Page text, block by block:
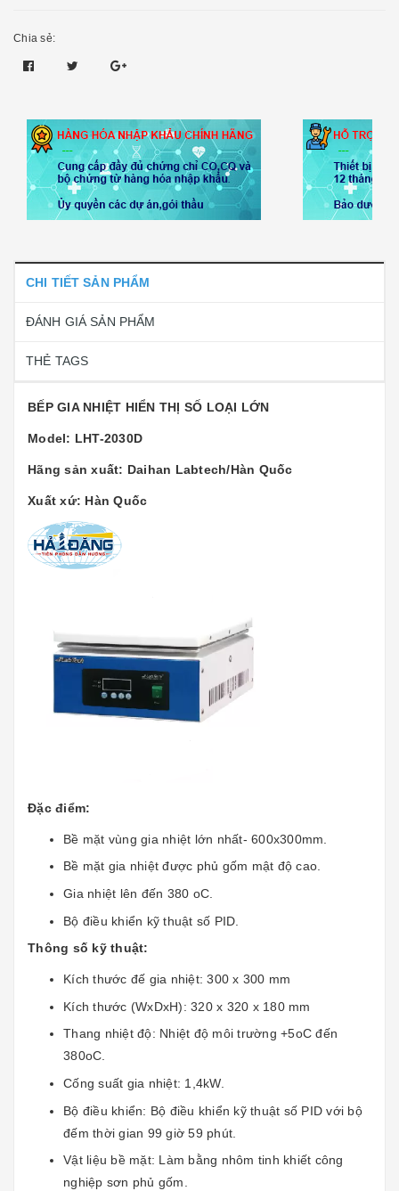
Chia sẻ:
CHI TIẾT SẢN PHẨM
ĐÁNH GIÁ SẢN PHẨM
THẺ TAGS
BẾP GIA NHIỆT HIỂN THỊ SỐ LOẠI LỚN
Model: LHT-2030D
Hãng sản xuất: Daihan Labtech/Hàn Quốc
Xuất xứ: Hàn Quốc
Đặc điểm:
Bề mặt vùng gia nhiệt lớn nhất- 600x300mm.
Bề mặt gia nhiệt được phủ gốm mật độ cao.
Gia nhiệt lên đến 380 oC.
Bộ điều khiển kỹ thuật số PID.
Thông số kỹ thuật:
Kích thước đế gia nhiệt: 300 x 300 mm
Kích thước (WxDxH): 320 x 320 x 180 mm
Thang nhiệt độ: Nhiệt độ môi trường +5oC đến
380oC.
Cống suất gia nhiệt: 1,4kW.
Bộ điều khiển: Bộ điều khiển kỹ thuật số PID với bộ
đếm thời gian 99 giờ 59 phút.
Vật liệu bề mặt: Làm bằng nhôm tinh khiết công
nghiệp sơn phủ gốm.